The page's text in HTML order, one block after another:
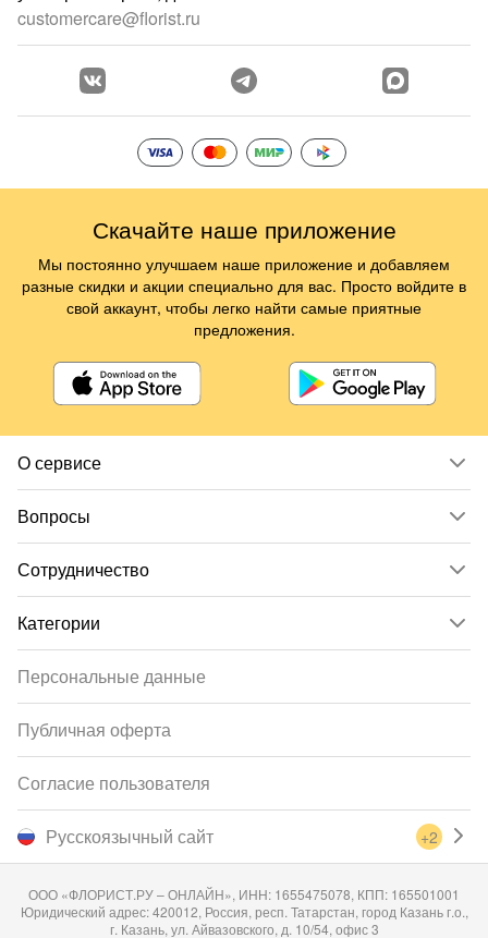
О сервисе
Вопросы
Сотрудничество
Категории
customercare@florist.ru
Русскоязычный сайт +2
Персональные данные
Публичная оферта
Согласие пользователя
ООО «ФЛОРИСТ.РУ – ОНЛАЙН», ИНН: 1655475078, КПП: 165501001
Юридический адрес: 420012, Россия, респ. Татарстан, город Казань г.о.,
г. Казань, ул. Айвазовского, д. 10/54, офис 3
Скачайте наше приложение
Мы постоянно улучшаем наше приложение и добавляем
разные скидки и акции специально для вас. Просто войдите в
свой аккаунт, чтобы легко найти самые приятные
предложения.